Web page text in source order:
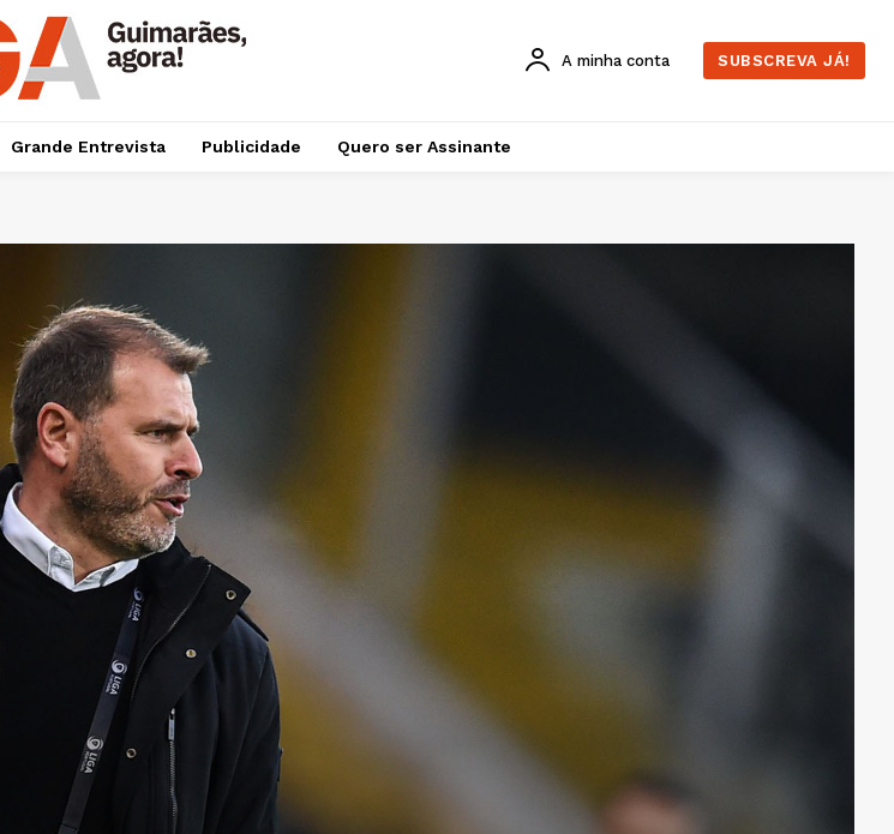
A minha conta SUBSCREVA JÁ!
Grande Entrevista Publicidade Quero ser Assinante